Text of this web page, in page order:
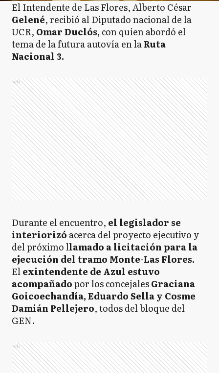
El Intendente de Las Flores, Alberto César
Gelené, recibió al Diputado nacional de la
UCR, Omar Duclós, con quien abordó el
tema de la futura autovía en laRuta
Nacional 3.
Ads
Durante el encuentro, el legislador se
interiorizó acerca del proyecto ejecutivo y
del próximo llamado a licitación para la
ejecución del tramo Monte-Las Flores.
Elexintendente de Azul estuvo
acompañadopor los concejalesGraciana
Goicoechandía, Eduardo Sella y Cosme
Damián Pellejero, todos del bloque del
GEN.
Ads